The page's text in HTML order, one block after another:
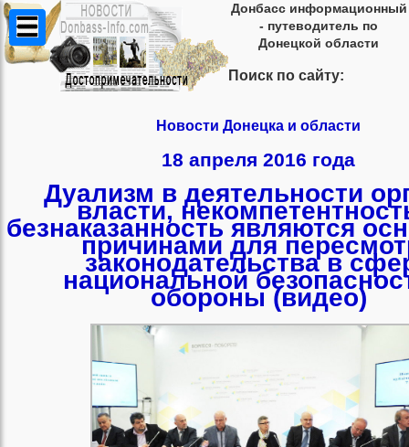
Донбасс информационный
- путеводитель по
Донецкой области
Поиск по сайту:
Новости Донецка и области
18 апреля 2016 года
Дуализм в деятельности
власти,
безнаказанность являются
причинами для
законодательства в
национальной
обороны (видео)